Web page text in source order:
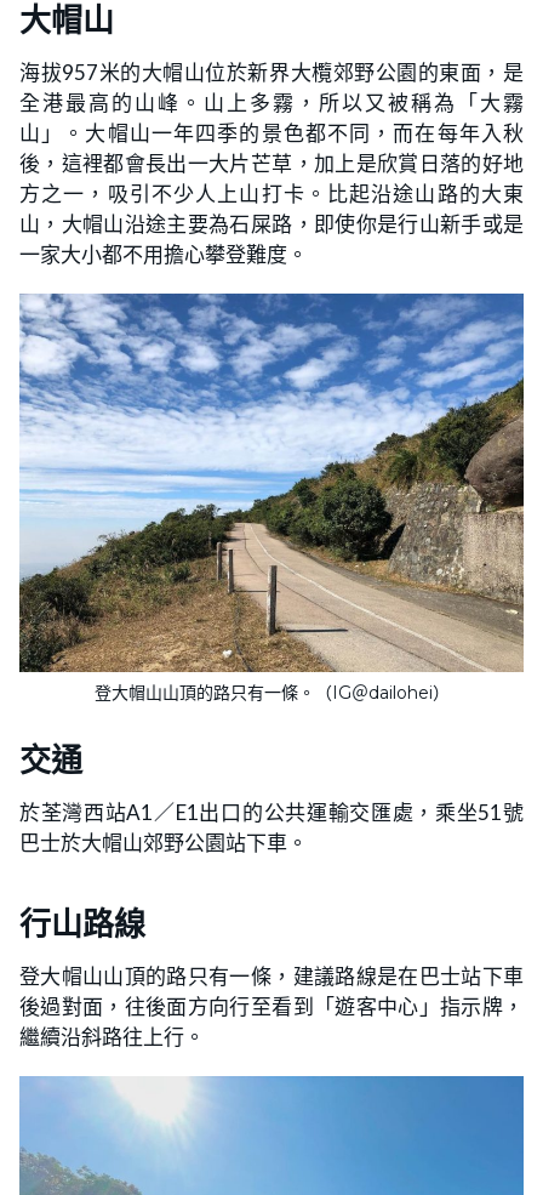
大帽山
海拔957米的大帽山位於新界大欖郊野公園的東面，是
全港最高的山峰。山上多霧，所以又被稱為「大霧
山」。大帽山一年四季的景色都不同，而在每年入秋
後，這裡都會長出一大片芒草，加上是欣賞日落的好地
方之一，吸引不少人上山打卡。比起沿途山路的大東
山，大帽山沿途主要為石屎路，即使你是行山新手或是
一家大小都不用擔心攀登難度。
登大帽山山頂的路只有一條。（IG＠dailohei）
交通
於荃灣西站A1／E1出口的公共運輸交匯處，乘坐51號
巴士於大帽山郊野公園站下車。
行山路線
登大帽山山頂的路只有一條，建議路線是在巴士站下車
後過對面，往後面方向行至看到「遊客中心」指示牌，
繼續沿斜路往上行。